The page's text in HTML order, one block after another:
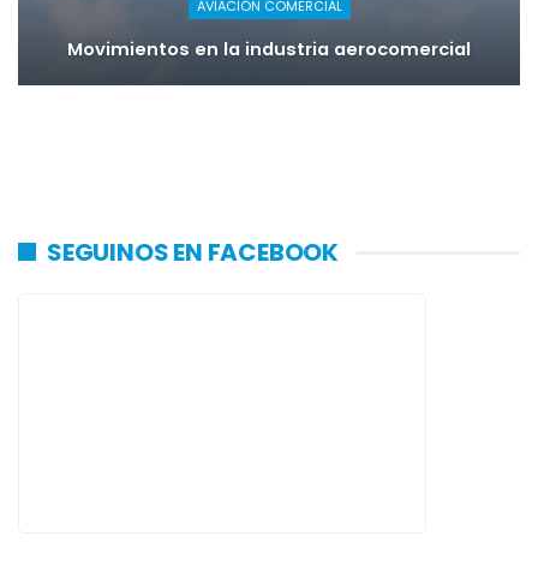
AVIACIÓN COMERCIAL
Movimientos en la industria aerocomercial
SEGUINOS EN FACEBOOK